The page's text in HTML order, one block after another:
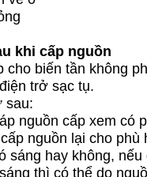
khi cấp nguồn
cho biến tần không
trở sạc tụ.
sau:
nguồn cấp xem có
nguồn lại cho phù
sáng hay không,
thì có thể do